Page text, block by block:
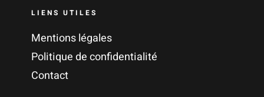
LIENS UTILES
Mentions légales
Politique de confidentialité
Contact